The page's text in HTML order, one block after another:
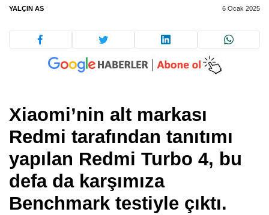
YALÇIN AS 6 Ocak 2025
Xiaomi’nin alt markası
Redmi tarafından tanıtımı
yapılan Redmi Turbo 4, bu
defa da karşımıza
Benchmark testiyle çıktı.